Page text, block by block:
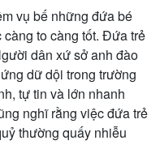
vụ bế những đứa bé
to càng tốt. Đứa trẻ
dân xứ sở anh đào
dữ dội trong trường
tự tin và lớn nhanh
nghĩ rằng việc đứa trẻ
thường quấy nhiễu